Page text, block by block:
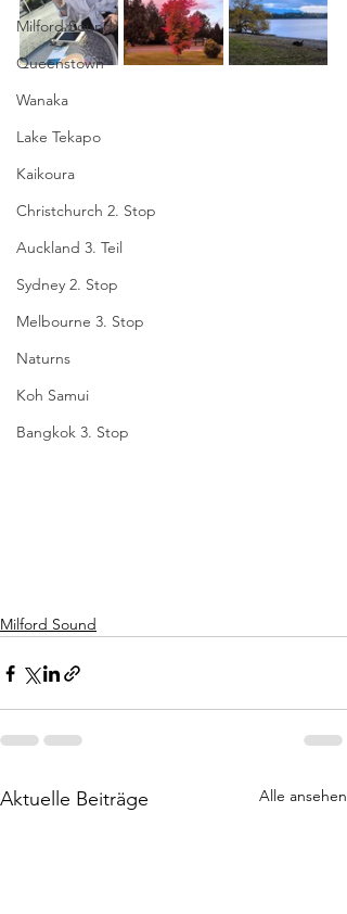
Milford Sound
Queenstown
Wanaka
Lake Tekapo
Kaikoura
Christchurch 2. Stop
Auckland 3. Teil
Sydney 2. Stop
Melbourne 3. Stop
Naturns
Koh Samui
Bangkok 3. Stop
Milford Sound
Aktuelle Beiträge Alle ansehen